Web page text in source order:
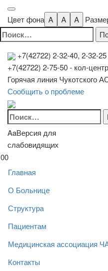
Цвет фона A A A
Найти:
+7(42722) 2-32-40, 2-32-25
+7(42722) 2-75-50 - кол-
Горячая линия Чукотского
Сообщить о проблеме
Найти:
AaВерсия для
слабовидящих
00
Главная
О Больнице
Структура
Пациентам
Медицинская ассоциация
Контакты